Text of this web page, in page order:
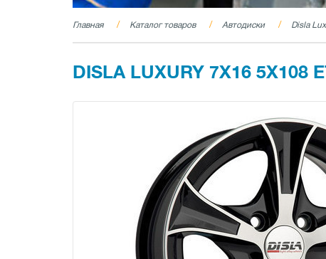
Главная Каталог товаров Автодиски Disla
DISLA LUXURY 7X16 5X108